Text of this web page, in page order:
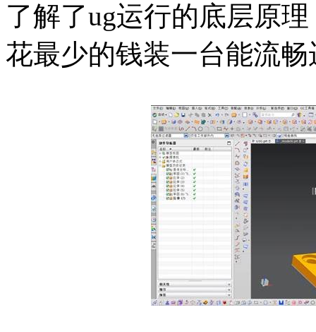
了解了ug运行的底层原
花最少的钱装一台能流